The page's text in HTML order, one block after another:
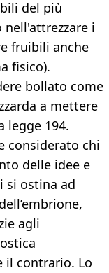
del più
i
fruibili anche
fisico).
bollato come
a mettere
legge 194.
considerato chi
delle idee e
si ostina ad
agli
il contrario. Lo